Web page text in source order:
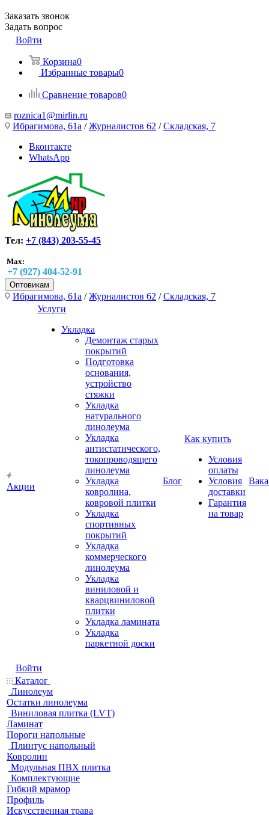
Заказать звонок
Задать вопрос
Войти
Корзина0
Избранные товары0
Сравнение товаров0
roznica1@mirlin.ru
Ибрагимова, 61а /Журналистов 62 /Складская, 7
Вконтакте
WhatsApp
Тел: +7 (843) 203-55-45
Max:
+7 (927) 404-52-91
Оптовикам
Ибрагимова, 61а /Журналистов 62 /Складская, 7
Акции
Услуги
Укладка
Демонтаж старых
покрытий
Подготовка
основания,
устройство
стяжки
Укладка
натурального
линолеума
Укладка
антистатического,
токопроводящего
линолеума
Укладка
ковролина,
ковровой плитки
Укладка
спортивных
покрытий
Укладка
коммерческого
линолеума
Укладка
виниловой и
кварцвиниловой
плитки
Укладка ламината
Укладка
паркетной доски
Блог
Как купить
Условия
оплаты
Условия
доставки
Гарантия
на товар
Войти
Каталог
Линолеум
Остатки линолеума
Виниловая плитка (LVT)
Ламинат
Пороги напольные
Плинтус напольный
Ковролин
Модульная ПВХ плитка
Комплектующие
Гибкий мрамор
Профиль
Искусственная трава